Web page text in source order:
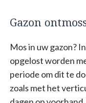
Gazon
Mos in uw gazon?
opgelost worden
periode om dit te
zoals met het